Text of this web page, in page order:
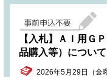
【入札】ＡＩ用Ｇ
品購入等）について
2026年5月29日（金